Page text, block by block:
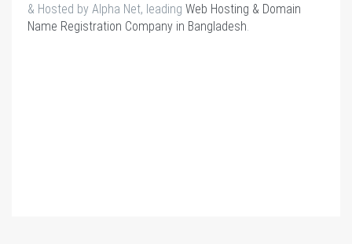
& Hosted by Alpha Net, leading Web Hosting & Domain
Name Registration Company in Bangladesh